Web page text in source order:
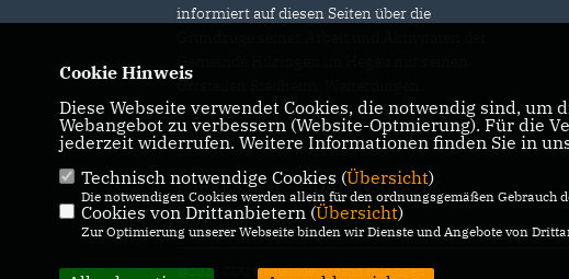
informiert auf diesen Seiten über die
Gemeinde Hilzingen im Hegau mit seinen
Ortsteilen Riedheim, Weiterdingen,
Binningen, Duchtlingen und Schlatt am
Randen.
IMPRESSUM
DATENSCHUTZ
KONTAKT
@2026 CDU Gemeindeverband Hilzingen
Cookie Hinweis
Diese Webseite verwendet Cookies, die notwendig sind,
Webangebot zu verbessern (Website-Optmierung). Für die
jederzeit widerrufen. Weitere Informationen finden Sie in
Technisch notwendige Cookies (Übersicht)
Die notwendigen Cookies werden allein für den ordnungsgemäßen Gebrauch
Cookies von Drittanbietern (Übersicht)
Zur Optimierung unserer Webseite binden wir Dienste und Angebote von